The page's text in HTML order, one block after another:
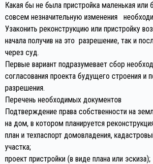
Какая бы не была пристройка маленькая или
совсем незначительную изменения
Узаконить реконструкцию или пристройку
начала получив на это разрешение, так и
через суд.
Первые вариант подразумевает сбор
согласования проекта будущего строения и
разрешения.
Перечень необходимых документов
Подтверждение права собственности на
на дом, в котором планируется
план и техпаспорт домовладения,
участка;
проект пристройки (в виде плана или эскиза);